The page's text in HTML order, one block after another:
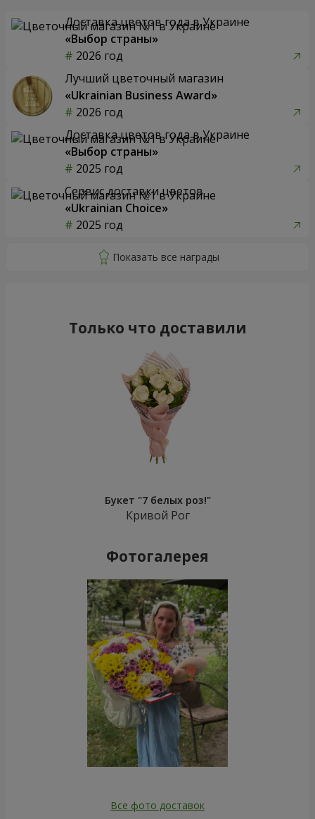
Доставка цветов года в Украине
«Выбор страны»
2026 год
Лучший цветочный магазин
«Ukrainian Business Award»
2026 год
Доставка цветов года в Украине
«Выбор страны»
2025 год
Сервис доставки цветов
«Ukrainian Choice»
2025 год
Только что доставили
Букет "7 белых роз!"
Кривой Рог
Фотогалерея
Все фото доставок